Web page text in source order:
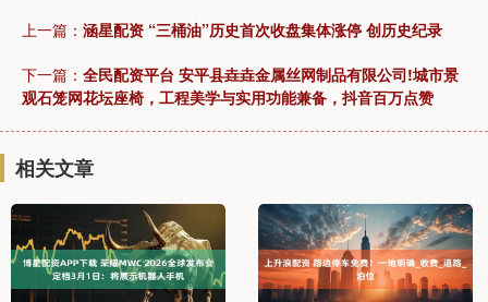
上一篇： 涵星配资 “三桶油”历史首次收盘集体涨停 创历史纪录
下一篇： 全民配资平台 安平县垚垚金属丝网制品有限公司!城市景
观石笼网花坛座椅，工程美学与实用功能兼备，抖音百万点赞
相关文章